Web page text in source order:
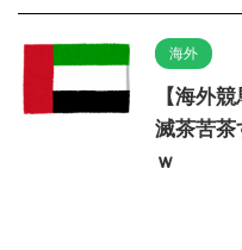
海外
【海外
滅茶苦茶
ｗ